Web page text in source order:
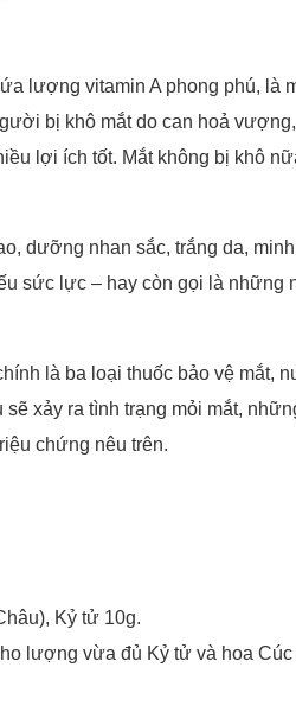
lượng vitamin A phong phú, là
bị khô mắt do can hoả
lợi ích tốt. Mắt không bị khô
dưỡng nhan sắc, trắng da,
sức lực – hay còn gọi là
là ba loại thuốc bảo vệ
xảy ra tình trạng mỏi mắt,
chứng nêu trên.
Kỷ tử 10g.
lượng vừa đủ Kỷ tử và hoa